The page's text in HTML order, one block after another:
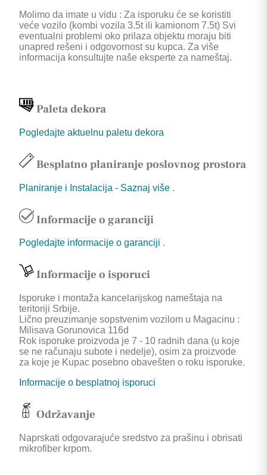
Molimo da imate u vidu : Za isporuku će se koristiti
veće vozilo (kombi vozila 3.5t ili kamionom 7.5t) Svi
eventualni problemi oko prilaza objektu moraju biti
unapred rešeni i odgovornost su kupca. Za više
informacija konsultujte naše eksperte za nameštaj.
Paleta dekora
Pogledajte aktuelnu paletu dekora
Besplatno planiranje poslovnog prostora
Planiranje i Instalacija - Saznaj više .
Informacije o garanciji
Pogledajte informacije o garanciji .
Informacije o isporuci
Isporuke i montaža kancelarijskog nameštaja na
teritoriji Srbije.
Lično preuzimanje sopstvenim vozilom u Magacinu :
Milisava Gorunovica 116d
Rok isporuke proizvoda je 7 - 10 radnih dana (u koje
se ne računaju subote i nedelje), osim za proizvode
za koje je Kupac posebno obavešten o roku isporuke.
Informacije o besplatnoj isporuci
Održavanje
Naprskati odgovarajuće sredstvo za prašinu i obrisati
mikrofiber krpom.